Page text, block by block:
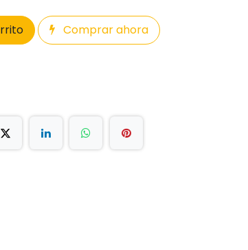
Comprar ahora